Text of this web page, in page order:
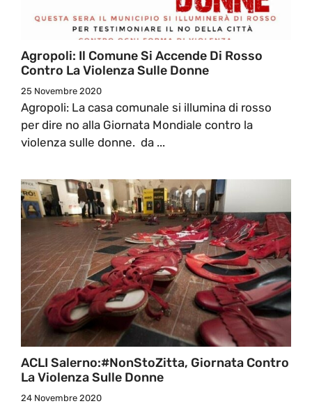
Agropoli: Il Comune Si Accende Di Rosso
Contro La Violenza Sulle Donne
25 Novembre 2020
Agropoli: La casa comunale si illumina di rosso
per dire no alla Giornata Mondiale contro la
violenza sulle donne. da ...
ACLI Salerno:#NonStoZitta, Giornata Contro
La Violenza Sulle Donne
24 Novembre 2020